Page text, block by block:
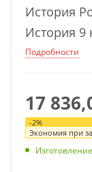
История
История 9
Подробности
17
-2%
Экономия при